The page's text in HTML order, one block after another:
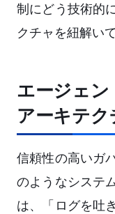
制にどう技術的
クチャを紐解い
エージェ
アーキテク
信頼性の高いガ
のようなシステ
は、「ログを吐